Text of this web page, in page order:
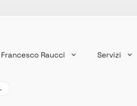
Francesco Raucci Servizi